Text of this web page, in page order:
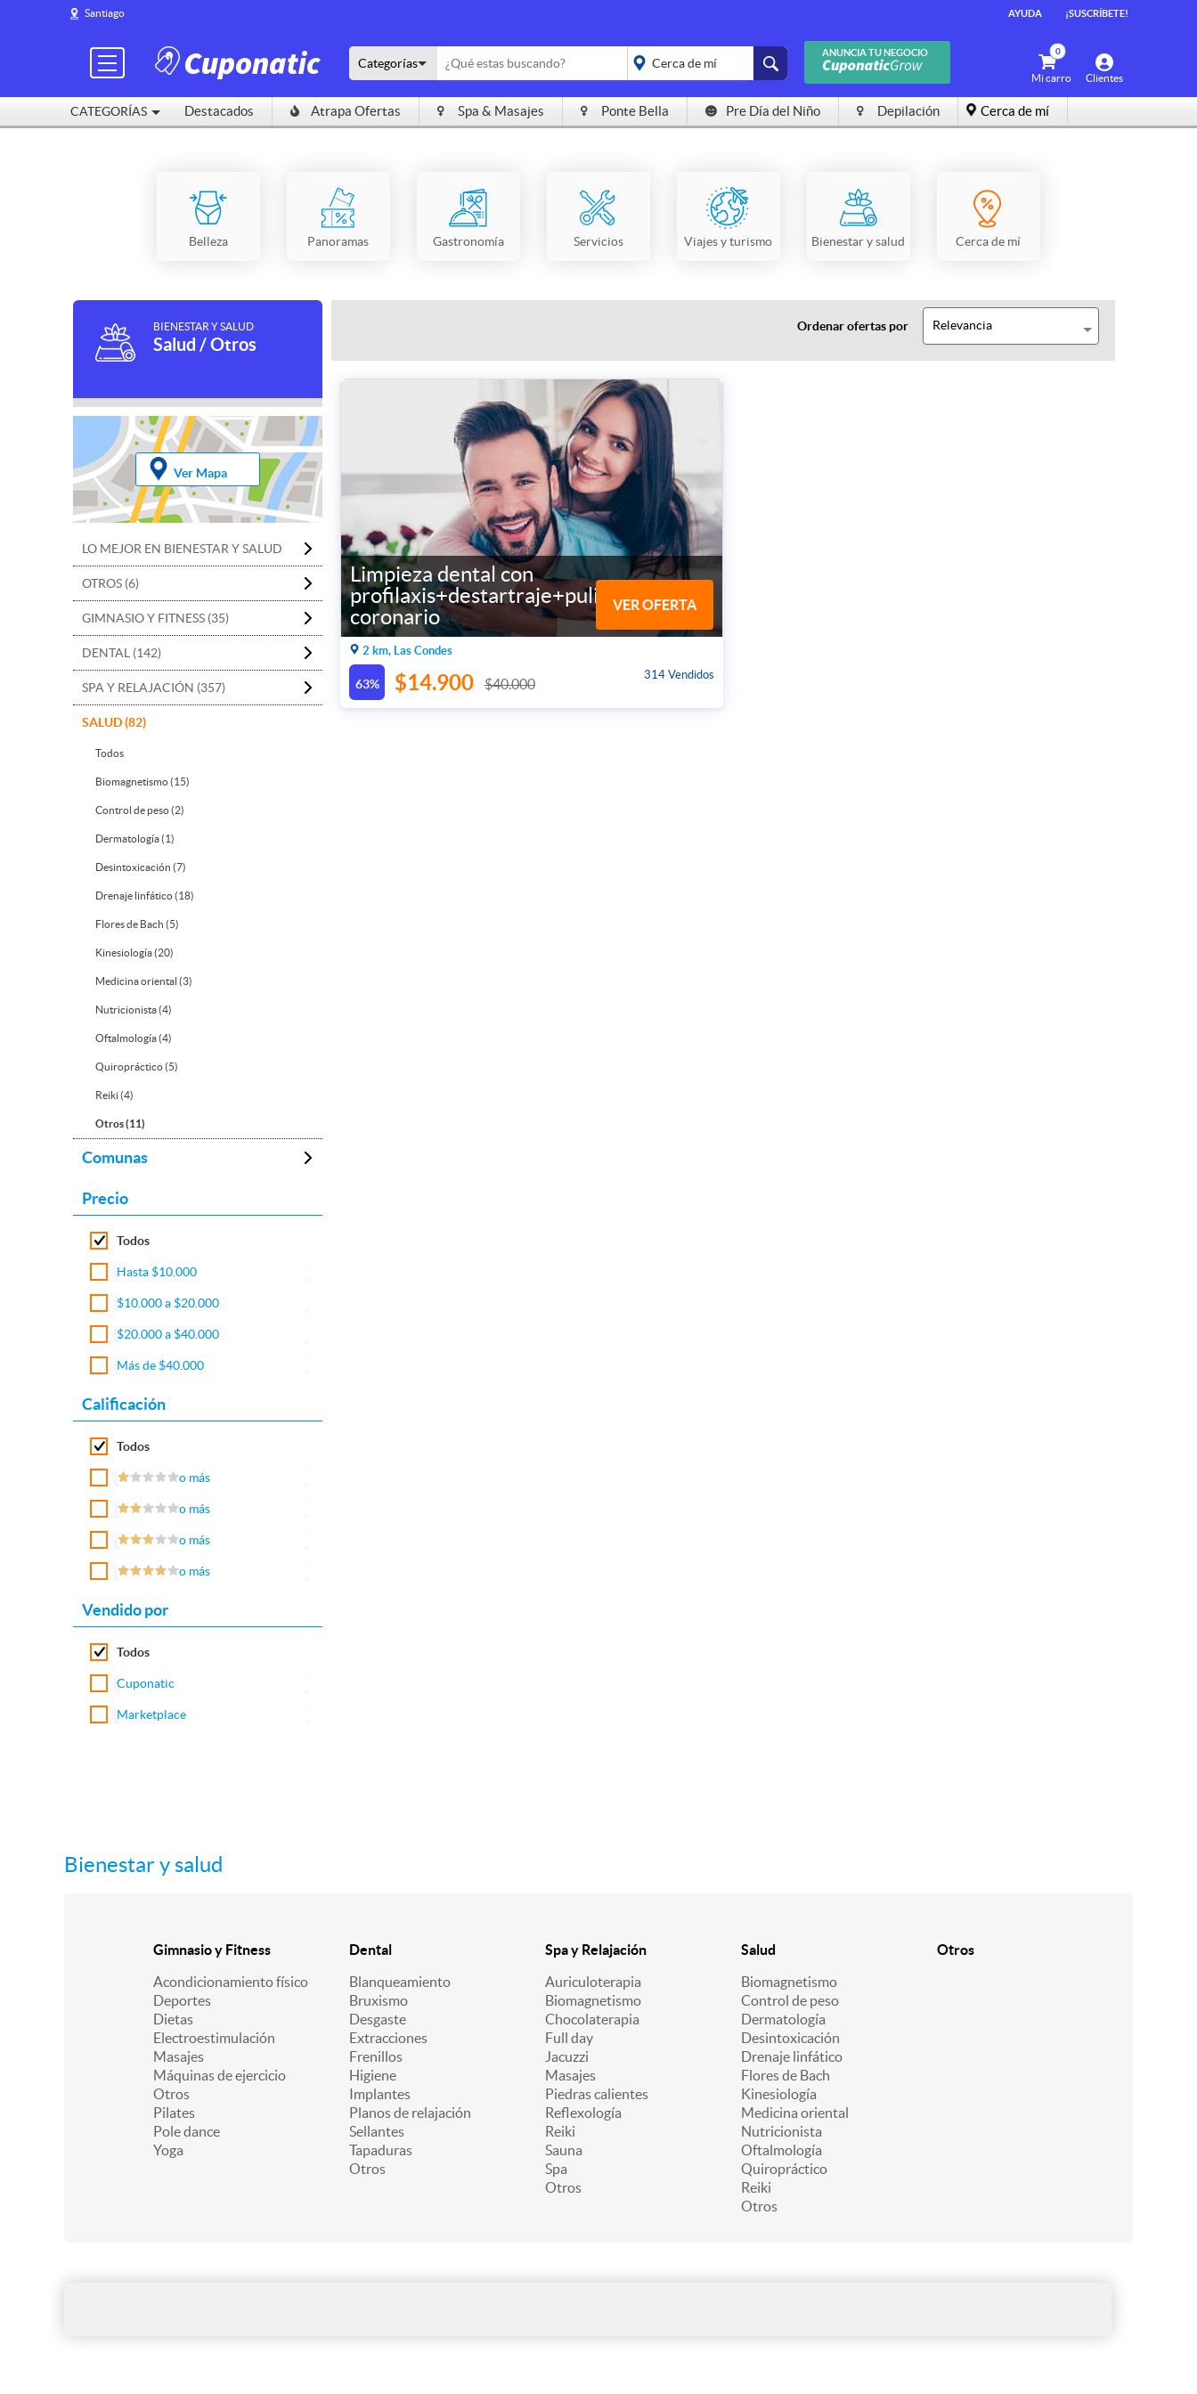
Santiago AYUDA ¡SUSCRÍBETE!
CATEGORÍAS
ANUNCIA TU NEGOCIO
Clientes
Categorías
placeholder="Todo el
0
Mi carro
Destacados Atrapa Ofertas Spa & Masajes Ponte Bella Pre Día del Niño Depilación Cerca de mí
Belleza Panoramas Gastronomía Servicios Viajes y turismo Bienestar y salud Cerca de mí
BIENESTAR Y SALUD
Salud / Otros
Ver Mapa
LO MEJOR EN BIENESTAR Y SALUD
OTROS (6)
GIMNASIO Y FITNESS (35)
DENTAL (142)
SPA Y RELAJACIÓN (357)
SALUD (82)
Todos
Biomagnetismo (15)
Control de peso (2)
Dermatología (1)
Desintoxicación (7)
Drenaje linfático (18)
Flores de Bach (5)
Kinesiología (20)
Medicina oriental (3)
Nutricionista (4)
Oftalmología (4)
Quiropráctico (5)
Reiki (4)
Otros (11)
Comunas
Precio
Todos
Hasta $10.000
$10.000 a $20.000
$20.000 a $40.000
Más de $40.000
Calificación
Todos
o más
o más
o más
o más
Vendido por
Todos
Cuponatic
Marketplace
Ordenar ofertas por Relevancia
Limpieza dental con
profilaxis+destartraje+pulido
coronario
VER OFERTA
2 km, Las Condes
63%
314 Vendidos
$14.900 $40.000
Bienestar y salud
Gimnasio y Fitness
Acondicionamiento físico
Deportes
Dietas
Electroestimulación
Masajes
Máquinas de ejercicio
Otros
Pilates
Pole dance
Yoga
Dental
Blanqueamiento
Bruxismo
Desgaste
Extracciones
Frenillos
Higiene
Implantes
Planos de relajación
Sellantes
Tapaduras
Otros
Spa y Relajación
Auriculoterapia
Biomagnetismo
Chocolaterapia
Full day
Jacuzzi
Masajes
Piedras calientes
Reflexología
Reiki
Sauna
Spa
Otros
Salud
Biomagnetismo
Control de peso
Dermatología
Desintoxicación
Drenaje linfático
Flores de Bach
Kinesiología
Medicina oriental
Nutricionista
Oftalmología
Quiropráctico
Reiki
Otros
Otros